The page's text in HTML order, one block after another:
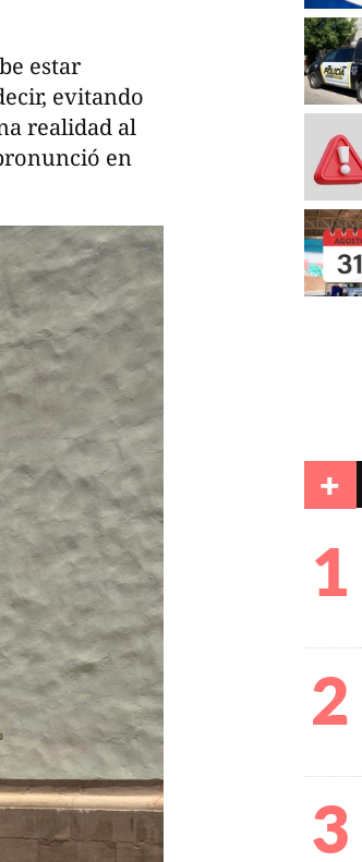
estar
evitando
realidad al
en
+